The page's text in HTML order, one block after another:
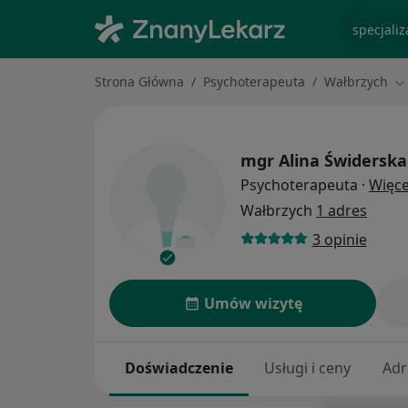
Strona Główna Psychoterapeuta Wałbrzych
mgr Alina Świderska
Psychoterapeuta ·
Wałbrzych 1 adres
3 opinie
Umów wizytę
Doświadczenie Usługi i ceny